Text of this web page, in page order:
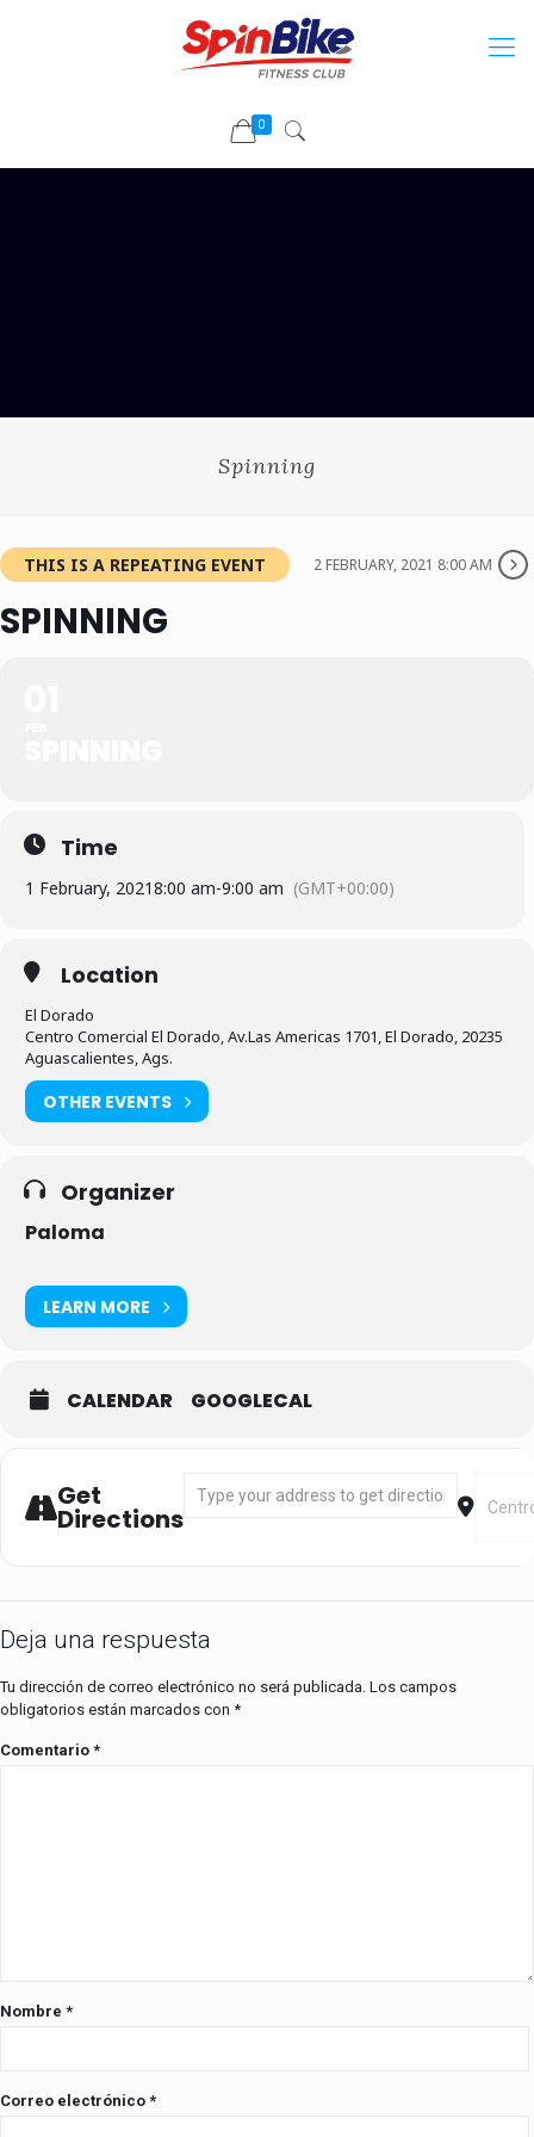
0
Spinning
THIS IS A REPEATING EVENT 2 FEBRUARY, 2021 8:00 AM
SPINNING
Time
1 February, 20218:00 am-9:00 am (GMT+00:00)
Location
El Dorado
Centro Comercial El Dorado, Av.Las Americas 1701, El Dorado, 20235
Aguascalientes, Ags.
OTHER EVENTS
Organizer
Paloma
LEARN MORE
CALENDAR GOOGLECAL
Get
Directions
Address - Spinning [hJm4LhOxz]
Deja una respuesta
Tu dirección de correo electrónico no será publicada. Los campos
obligatorios están marcados con *
Comentario *
Nombre *
Correo electrónico *